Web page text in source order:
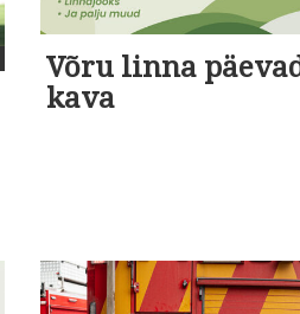
Võru linna
kava